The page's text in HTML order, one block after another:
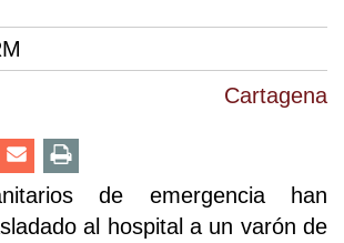
Cartagena
de emergencia han
al hospital a un varón de